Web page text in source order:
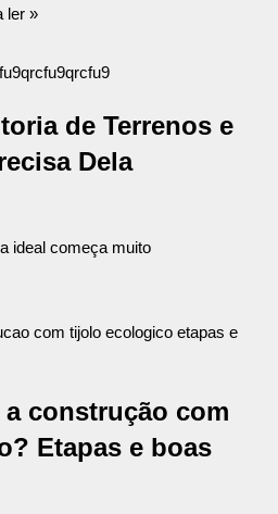
ler »
de Terrenos e
Dela
ideal começa muito
construção com
Etapas e boas